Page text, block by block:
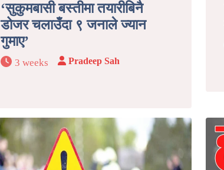
‘सुकुमबासी बस्तीमा तयारीबिनै
डोजर चलाउँदा ९ जनाले ज्यान
गुमाए’
3 weeks Pradeep Sah